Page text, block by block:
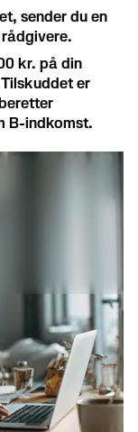
sender du en
kr. på din
er
B-indkomst.